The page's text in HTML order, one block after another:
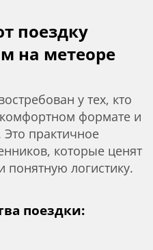
поездку
на метеоре
у тех, кто
формате и
Это практичное
которые ценят
понятную логистику.
поездки: